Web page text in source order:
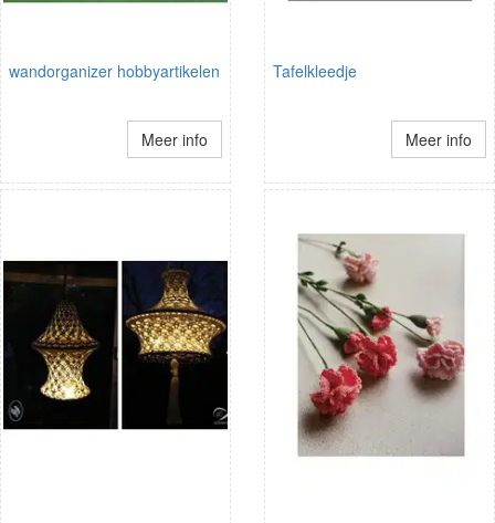
wandorganizer hobbyartikelen
Meer info
Tafelkleedje
Meer info